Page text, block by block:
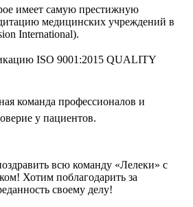
имеет самую престижную
медицинских учреждений в
International).
ISO 9001:2015 QUALITY
команда профессионалов и
у пациентов.
всю команду «Лелеки» с
Хотим поблагодарить за
своему делу!